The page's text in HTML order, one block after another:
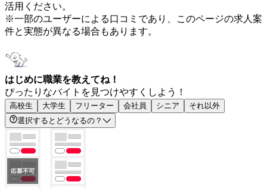
活用ください。
※一部のユーザーによる口コミであり、このページの求人案
件と実態が異なる場合もあります。
はじめに職業を教えてね！
ぴったりなバイトを見つけやすくしよう！
高校生 大学生 フリーター 会社員 シニア
それ以外
選択するとどうなるの？